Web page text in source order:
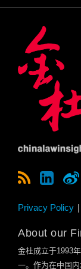
Privacy Policy
About our
金杜成立于1993
一。作为在中国